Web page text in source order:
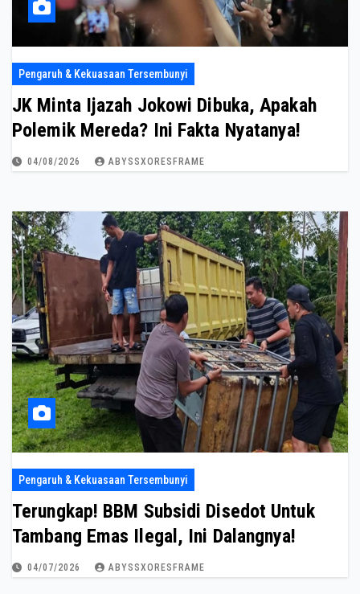
Pengaruh & Kekuasaan Tersembunyi
JK Minta Ijazah Jokowi Dibuka, Apakah
Polemik Mereda? Ini Fakta Nyatanya!
04/08/2026 ABYSSXORESFRAME
Pengaruh & Kekuasaan Tersembunyi
Terungkap! BBM Subsidi Disedot Untuk
Tambang Emas Ilegal, Ini Dalangnya!
04/07/2026 ABYSSXORESFRAME